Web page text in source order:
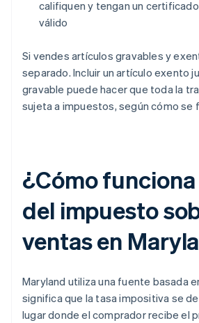
califiquen y tengan un
válido
Si vendes artículos gravables y
separado. Incluir un artículo exento
gravable puede hacer que toda la
sujeta a impuestos, según cómo se
¿Cómo
del impuesto
ventas en
Maryland utiliza una fuente basada
significa que la tasa impositiva se
lugar donde el comprador recibe el